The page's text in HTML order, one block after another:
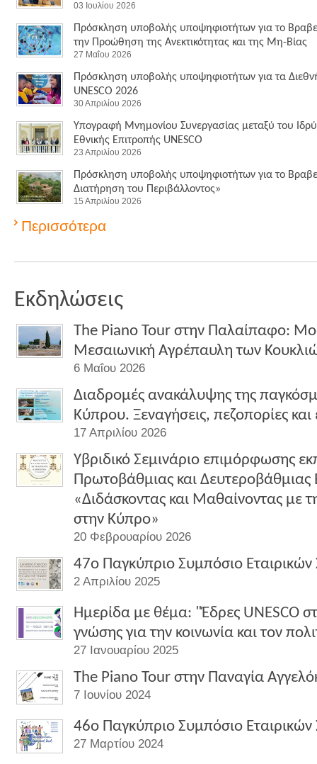
03 Ιουλίου 2026
Πρόσκληση υποβολής υποψηφιοτήτων για το
την Προώθηση της Ανεκτικότητας και της Μη-Βίας
27 Μαΐου 2026
Πρόσκληση υποβολής υποψηφιοτήτων για τα
UNESCO 2026
30 Απριλίου 2026
Υπογραφή Μνημονίου Συνεργασίας μεταξύ του
Εθνικής Επιτροπής UNESCO
23 Απριλίου 2026
Πρόσκληση υποβολής υποψηφιοτήτων για το
Διατήρηση του Περιβάλλοντος»
15 Απριλίου 2026
Περισσότερα
Εκδηλώσεις
The Piano Tour στην Παλαίπαφο:
Μεσαιωνική Αγρέπαυλη των
6 Μαΐου 2026
Διαδρομές ανακάλυψης της
Κύπρου. Ξεναγήσεις, πεζοπορίες και
17 Απριλίου 2026
Υβριδικό Σεμινάριο επιμόρφωσης
Πρωτοβάθμιας και Δευτεροβάθμιας
«Διδάσκοντας και Μαθαίνοντας με
στην Κύπρο»
20 Φεβρουαρίου 2026
47o Παγκύπριο Συμπόσιο Εταιρικών
2 Απριλίου 2025
Ημερίδα με θέμα: "Έδρες UNESCO
γνώσης για την κοινωνία και τον
27 Ιανουαρίου 2025
The Piano Tour στην Παναγία
7 Ιουνίου 2024
46o Παγκύπριο Συμπόσιο Εταιρικών
27 Μαρτίου 2024